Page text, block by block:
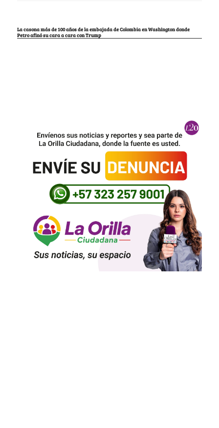
La casona más de 100 años de la embajada de Colombia en Washington donde
Petro afinó su cara a cara con Trump